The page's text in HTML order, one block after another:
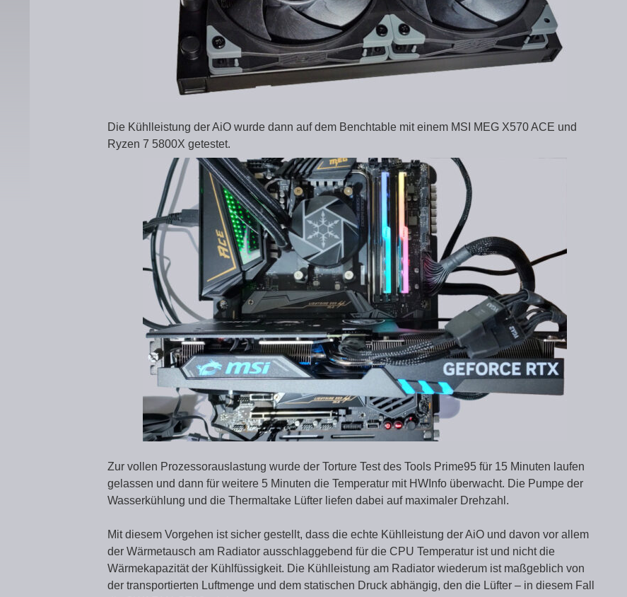
Die Kühlleistung der AiO wurde dann auf dem Benchtable mit einem MSI MEG X570 ACE und
Ryzen 7 5800X getestet.
Zur vollen Prozessorauslastung wurde der Torture Test des Tools Prime95 für 15 Minuten laufen
gelassen und dann für weitere 5 Minuten die Temperatur mit HWInfo überwacht. Die Pumpe der
Wasserkühlung und die Thermaltake Lüfter liefen dabei auf maximaler Drehzahl.
Mit diesem Vorgehen ist sicher gestellt, dass die echte Kühlleistung der AiO und davon vor allem
der Wärmetausch am Radiator ausschlaggebend für die CPU Temperatur ist und nicht die
Wärmekapazität der Kühlfüssigkeit. Die Kühlleistung am Radiator wiederum ist maßgeblich von
der transportierten Luftmenge und dem statischen Druck abhängig, den die Lüfter – in diesem Fall